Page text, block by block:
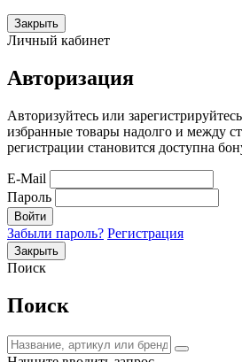
Закрыть
Личный кабинет
Авторизация
Авторизуйтесь или
избранные товары надолго и между
регистрации становится доступна
E-Mail
Пароль
Войти
Забыли пароль? Регистрация
Закрыть
Поиск
Поиск